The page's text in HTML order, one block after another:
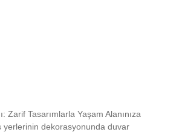
Zarif Tasarımlarla Yaşam Alanınıza
yerlerinin dekorasyonunda duvar